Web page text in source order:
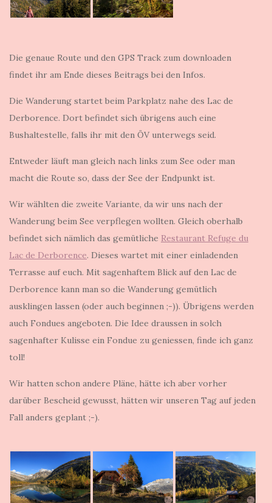
Die genaue Route und den GPS Track zum downloaden
findet ihr am Ende dieses Beitrags bei den Infos.
Die Wanderung startet beim Parkplatz nahe des Lac de
Derborence. Dort befindet sich übrigens auch eine
Bushaltestelle, falls ihr mit den ÖV unterwegs seid.
Entweder läuft man gleich nach links zum See oder man
macht die Route so, dass der See der Endpunkt ist.
Wir wählten die zweite Variante, da wir uns nach der
Wanderung beim See verpflegen wollten. Gleich oberhalb
befindet sich nämlich das gemütliche Restaurant Refuge du
Lac de Derborence. Dieses wartet mit einer einladenden
Terrasse auf euch. Mit sagenhaftem Blick auf den Lac de
Derborence kann man so die Wanderung gemütlich
ausklingen lassen (oder auch beginnen ;-)). Übrigens werden
auch Fondues angeboten. Die Idee draussen in solch
sagenhafter Kulisse ein Fondue zu geniessen, finde ich ganz
toll!
Wir hatten schon andere Pläne, hätte ich aber vorher
darüber Bescheid gewusst, hätten wir unseren Tag auf jeden
Fall anders geplant ;-).